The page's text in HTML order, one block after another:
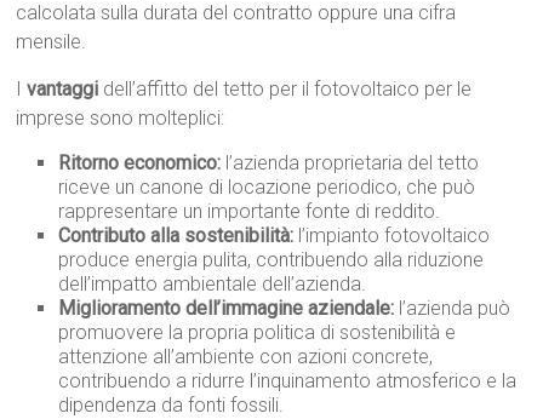
calcolata sulla durata del contratto oppure una cifra
mensile.
Ivantaggi dell’affitto del tetto per il fotovoltaico per le
imprese sono molteplici:
Ritorno economico: l’azienda proprietaria del tetto
riceve un canone di locazione periodico, che può
rappresentare un importante fonte di reddito.
Contributo alla sostenibilità: l’impianto fotovoltaico
produce energia pulita, contribuendo alla riduzione
dell’impatto ambientale dell’azienda.
Miglioramento dell’immagine aziendale: l’azienda può
promuovere la propria politica di sostenibilità e
attenzione all’ambiente con azioni concrete,
contribuendo a ridurre l’inquinamento atmosferico e la
dipendenza da fonti fossili.